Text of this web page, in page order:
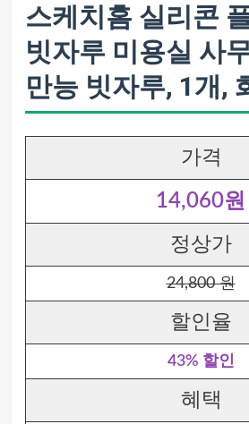
스케치홈 실리콘
빗자루 미용실 사
만능 빗자루, 1개,
가격
14,060원
정상가
24,800 원
할인율
43% 할인
혜택